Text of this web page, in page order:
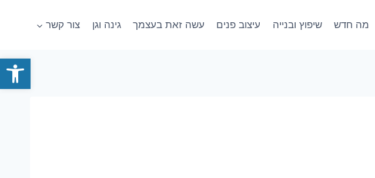
פתח
מה חדש שיפוץ ובנייה עיצוב פנים עשה זאת בעצמך גינה וגן צור קשר